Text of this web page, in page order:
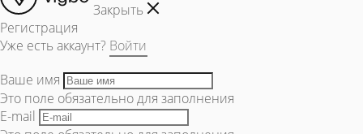
Закрыть
Регистрация
Уже есть аккаунт? Войти
Ваше имя
Это поле обязательно для заполнения
E-mail